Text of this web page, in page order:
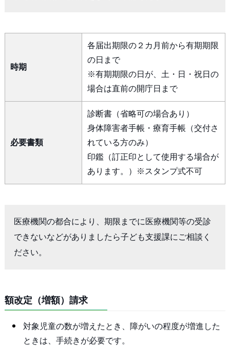
時期
各届出期限の２カ月前から有期期限
の日まで
※有期期限の日が、土・日・祝日の
場合は直前の開庁日まで
必要書類
診断書（省略可の場合あり）
身体障害者手帳・療育手帳（交付さ
れている方のみ）
印鑑（訂正印として使用する場合が
あります。）※スタンプ式不可
医療機関の都合により、期限までに医療機関等の受診
できないなどがありましたら子ども支援課にご相談く
ださい。
額改定（増額）請求
対象児童の数が増えたとき、障がいの程度が増進した
ときは、手続きが必要です。